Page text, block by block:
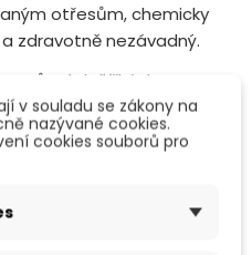
otřesům, chemicky
zdravotně nezávadný.
v různých šířkách a
a na vaše přání je
vyrobit přířezy,
využít v podstatě
v souladu se zákony na
nazývané cookies.
cookies souborů pro